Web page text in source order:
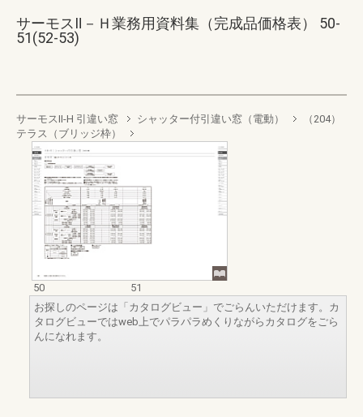
サーモスⅡ－Ｈ業務用資料集（完成品価格表） 50-
51(52-53)
サーモスII-H 引違い窓 シャッター付引違い窓（電動）
（204）
テラス（ブリッジ枠）
50
51
お探しのページは「カタログビュー」でごらんいただけます。カ
タログビューではweb上でパラパラめくりながらカタログをごら
んになれます。